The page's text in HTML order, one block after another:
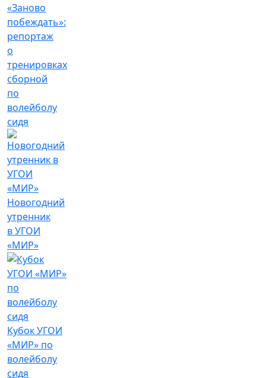
«Заново
побеждать»:
репортаж
о
тренировках
сборной
по
волейболу
сидя
Новогодний
утренник
в УГОИ
«МИР»
Кубок УГОИ
«МИР» по
волейболу
сидя